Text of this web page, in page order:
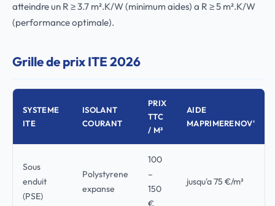
atteindre un R ≥ 3.7 m².K/W (minimum aides) a R ≥ 5 m².K/W
(performance optimale).
Grille de prix ITE 2026
SYSTEME
ITE
ISOLANT
COURANT
PRIX
TTC
/ M²
AIDE
MAPRIMERENOV'
Sous
enduit
(PSE)
Polystyrene
expanse
100
–
150
€
jusqu'a 75 €/m²